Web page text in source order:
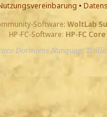
•
Software: WoltLab
HP-FC-Software: HP-FC Core
Dormiens Nunquam